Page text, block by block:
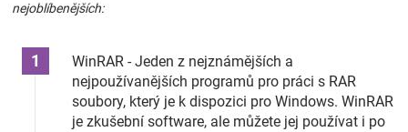
Blog
Hračkářství
Přihlášení
nejoblíbenějších:
WinRAR - Jeden z nejznámějších a
nejpoužívanějších programů pro práci s RAR
soubory, který je k dispozici pro Windows. WinRAR
je zkušební software, ale můžete jej používat i po